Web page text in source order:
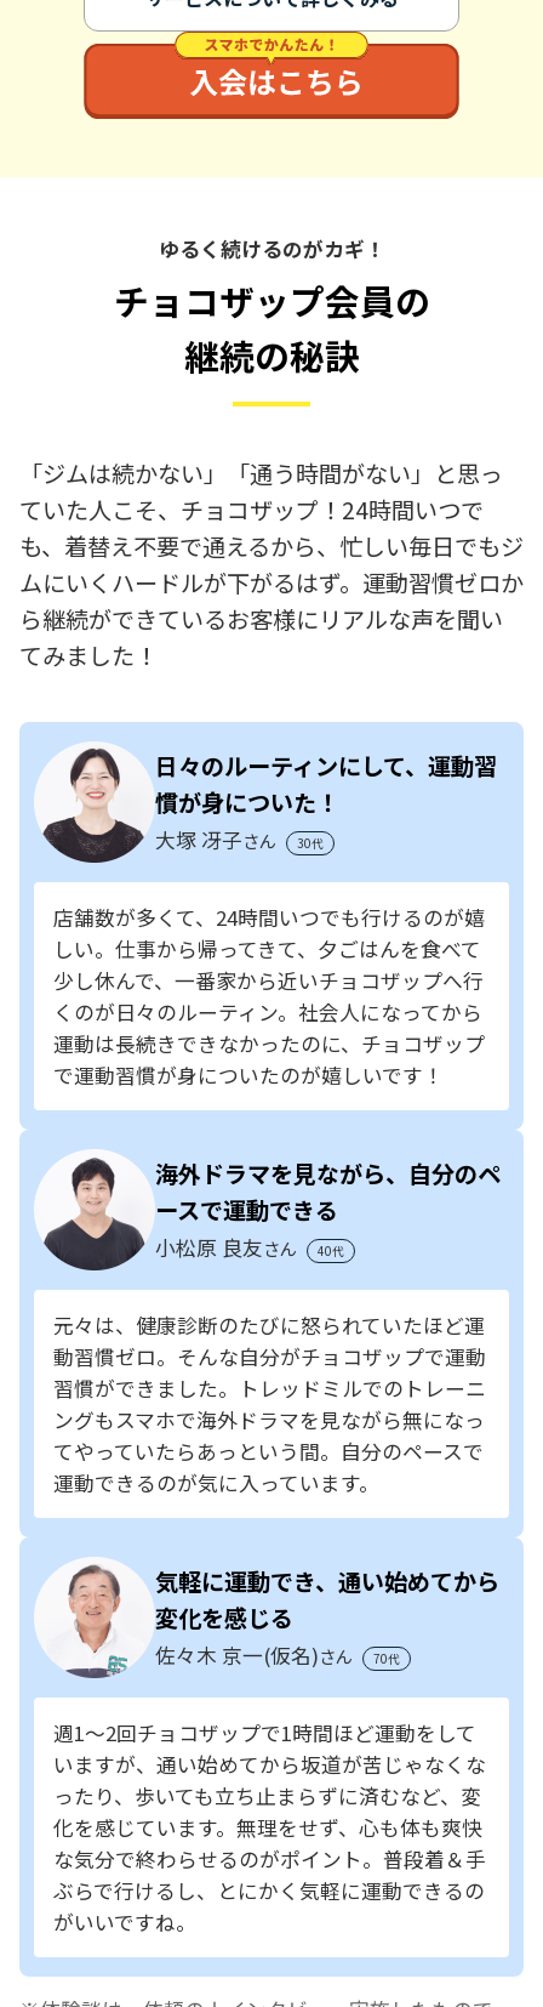
ゆるく続けるのがカギ！
チョコザップ会員の
継続の秘訣
「ジムは続かない」「通う時間がない」と思っ
ていた人こそ、チョコザップ！24時間いつで
も、着替え不要で通えるから、忙しい毎日でもジ
ムにいくハードルが下がるはず。運動習慣ゼロか
ら継続ができているお客様にリアルな声を聞い
てみました！
日々のルーティンにして、運動習
慣が身についた！
大塚 冴子さん 30代
店舗数が多くて、24時間いつでも行けるのが嬉
しい。仕事から帰ってきて、夕ごはんを食べて
少し休んで、一番家から近いチョコザップへ行
くのが日々のルーティン。社会人になってから
運動は長続きできなかったのに、チョコザップ
で運動習慣が身についたのが嬉しいです！
海外ドラマを見ながら、自分のペ
ースで運動できる
小松原 良友さん 40代
元々は、健康診断のたびに怒られていたほど運
動習慣ゼロ。そんな自分がチョコザップで運動
習慣ができました。トレッドミルでのトレーニ
ングもスマホで海外ドラマを見ながら無になっ
てやっていたらあっという間。自分のペースで
運動できるのが気に入っています。
気軽に運動でき、通い始めてから
変化を感じる
佐々木 京一(仮名)さん 70代
週1～2回チョコザップで1時間ほど運動をして
いますが、通い始めてから坂道が苦じゃなくな
ったり、歩いても立ち止まらずに済むなど、変
化を感じています。無理をせず、心も体も爽快
な気分で終わらせるのがポイント。普段着＆手
ぶらで行けるし、とにかく気軽に運動できるの
がいいですね。